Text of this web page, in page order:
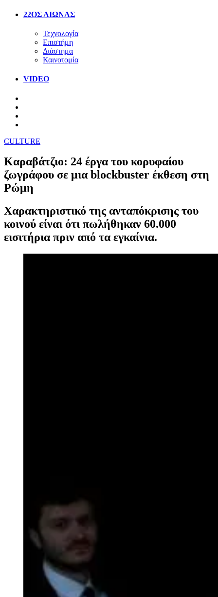
22ΟΣ ΑΙΩΝΑΣ
Τεχνολογία
Επιστήμη
Διάστημα
Καινοτομία
VIDEO
CULTURE
Καραβάτζιο: 24 έργα του κορυφαίου
ζωγράφου σε μια blockbuster έκθεση στη
Ρώμη
Χαρακτηριστικό της ανταπόκρισης του
κοινού είναι ότι πωλήθηκαν 60.000
εισιτήρια πριν από τα εγκαίνια.